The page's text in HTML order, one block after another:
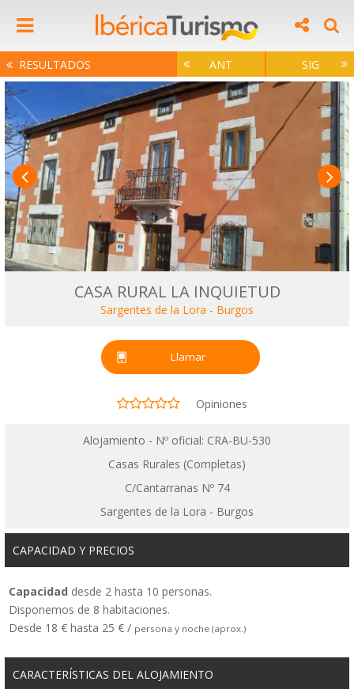
RESULTADOS ANT SIG
CASA RURAL LA INQUIETUD
Sargentes de la Lora - Burgos
Llamar
Opiniones
Alojamiento - Nº oficial: CRA-BU-530
Casas Rurales (Completas)
C/Cantarranas Nº 74
Sargentes de la Lora - Burgos
CAPACIDAD Y PRECIOS
Capacidad desde 2 hasta 10 personas.
Disponemos de 8 habitaciones.
Desde 18 € hasta 25 € / persona y noche (aprox.)
CARACTERÍSTICAS DEL ALOJAMIENTO